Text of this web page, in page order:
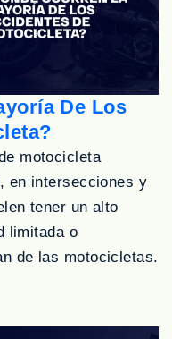
De Los
motocicleta
en intersecciones y
tener un alto
limitada o
de las motocicletas.